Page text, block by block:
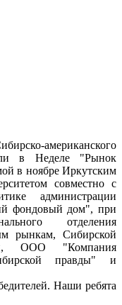
американского
в Неделе "Рынок
в ноябре Иркутским
совместно с
администрации
фондовый дом", при
отделения
рынкам, Сибирской
ООО "Компания
правды" и
Наши ребята